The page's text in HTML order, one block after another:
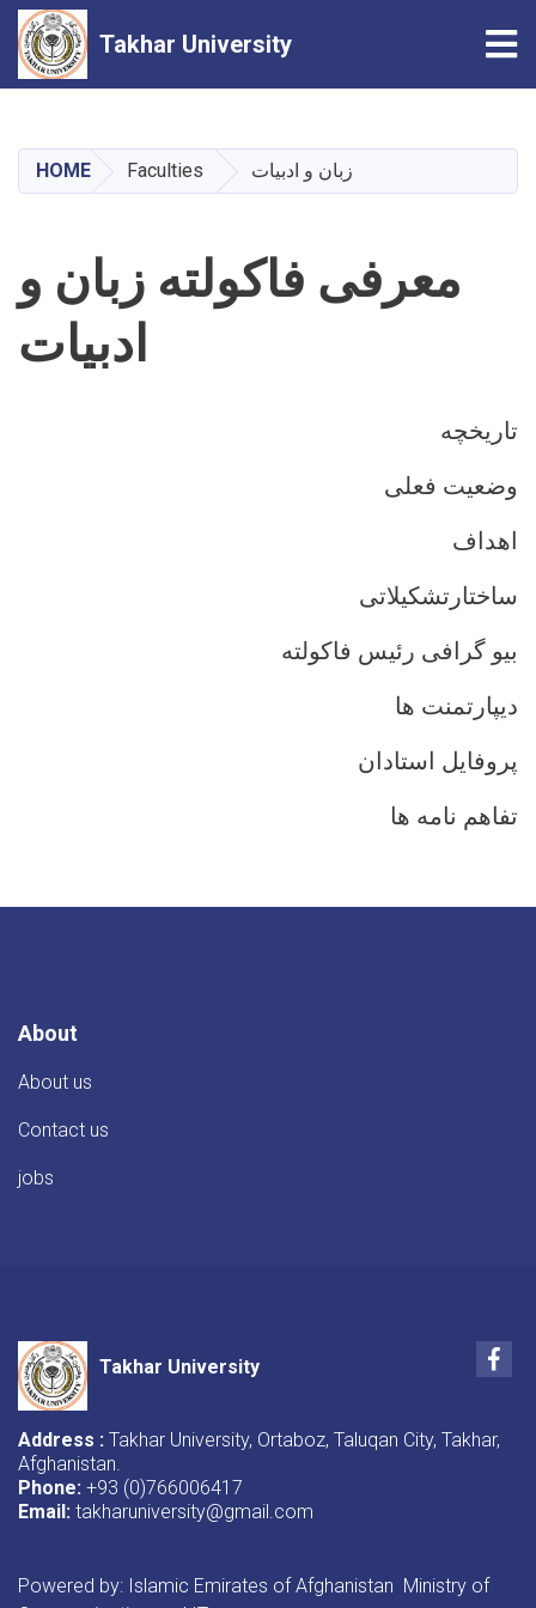
main
content
Takhar University
HOME Faculties زبان و ادبیات
معرفی فاکولته زبان و
ادبیات
تاریخچه
وضعیت فعلی
اهداف
ساختارتشکیلاتی
بیو گرافی رئیس فاکولته
دیپارتمنت ها
پروفایل استادان
تفاهم نامه ها
About
About us
Contact us
jobs
Takhar University
Address : Takhar University, Ortaboz, Taluqan City, Takhar,
Afghanistan.
Phone: +93 (0)766006417
Email: takharuniversity@gmail.com
Powered by: Islamic Emirates of Afghanistan Ministry of